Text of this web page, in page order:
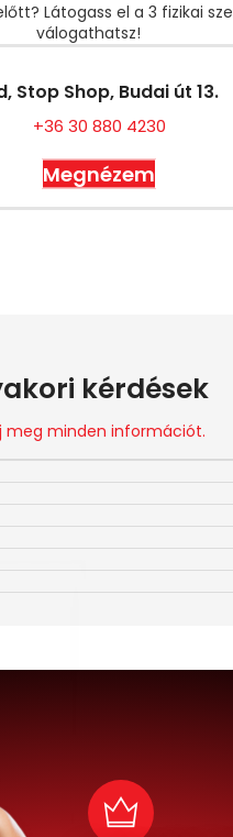
Látogass el a 3 fizikai
válogathatsz!
Stop Shop, Budai út 13.
+36 30 880 4230
Megnézem
kérdések
meg minden információt.